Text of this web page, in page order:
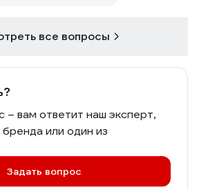
все вопросы
– вам ответит наш эксперт,
или один из
Задать вопрос